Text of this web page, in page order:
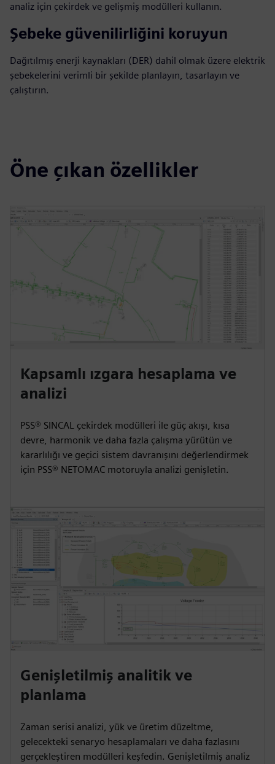
analiz için çekirdek ve gelişmiş modülleri kullanın.
Şebeke güvenilirliğini koruyun
Dağıtılmış enerji kaynakları (DER) dahil olmak üzere elektrik
şebekelerini verimli bir şekilde planlayın, tasarlayın ve
çalıştırın.
Öne çıkan özellikler
Kapsamlı ızgara hesaplama ve
analizi
PSS® SINCAL çekirdek modülleri ile güç akışı, kısa
devre, harmonik ve daha fazla çalışma yürütün ve
kararlılığı ve geçici sistem davranışını değerlendirmek
için PSS® NETOMAC motoruyla analizi genişletin.
Genişletilmiş analitik ve
planlama
Zaman serisi analizi, yük ve üretim düzeltme,
gelecekteki senaryo hesaplamaları ve daha fazlasını
gerçekleştiren modülleri keşfedin. Genişletilmiş analiz